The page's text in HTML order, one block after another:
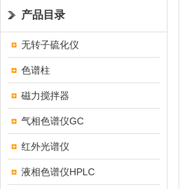
产品目录
无转子硫化仪
色谱柱
磁力搅拌器
气相色谱仪GC
红外光谱仪
液相色谱仪HPLC